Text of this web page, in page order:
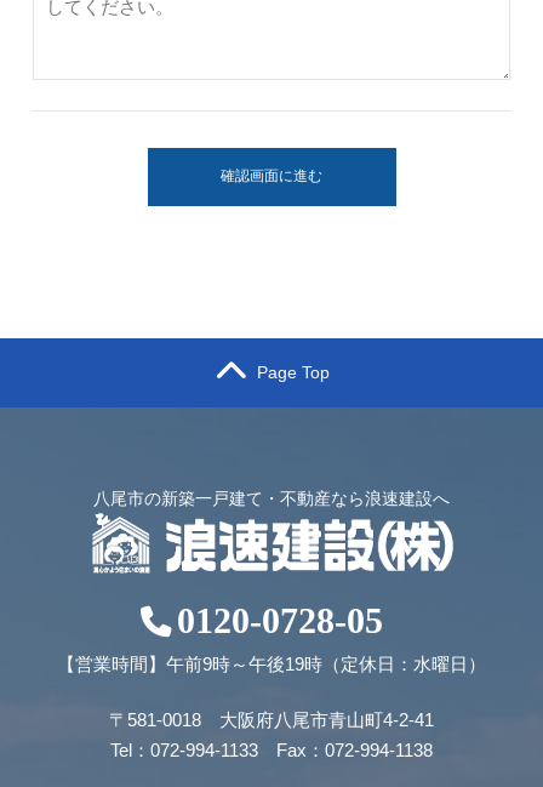
確認画面に進む
Page Top
八尾市の新築一戸建て・不動産なら浪速建設へ
0120-0728-05
【営業時間】午前9時～午後19時（定休日：水曜日）
〒581-0018 大阪府八尾市青山町4-2-41
Tel：072-994-1133 Fax：072-994-1138